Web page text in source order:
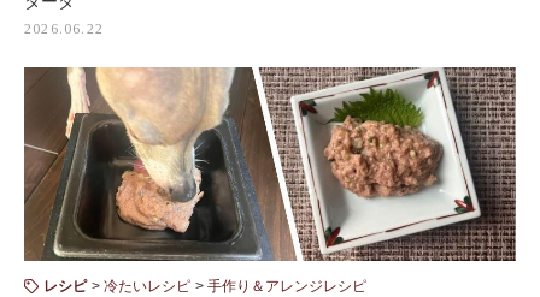
2026.06.22
レシピ 冷たいレシピ 手作り＆アレンジレシピ